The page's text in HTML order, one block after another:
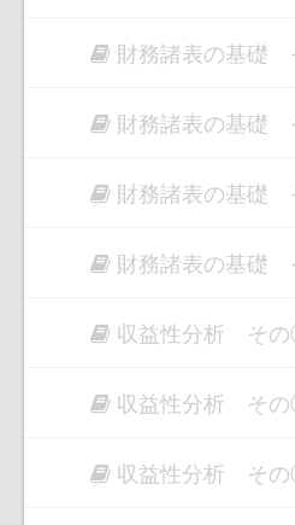
財務諸表の基
財務諸表の基
財務諸表の基
財務諸表の基
収益性分析 その
収益性分析 その
収益性分析 その